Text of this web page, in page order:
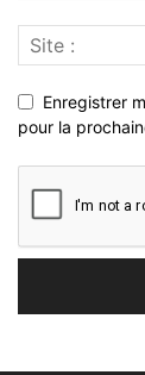
Enregistrer
pour la